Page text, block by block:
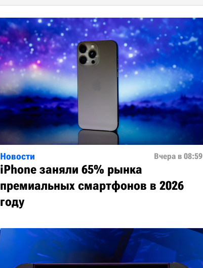
Новости Вчера в 08:59
iPhone заняли 65% рынка
премиальных смартфонов в 2026
году